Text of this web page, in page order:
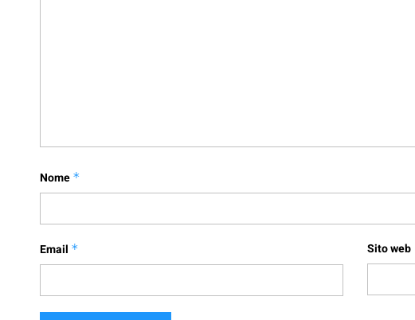
Nome *
Email * Sito web